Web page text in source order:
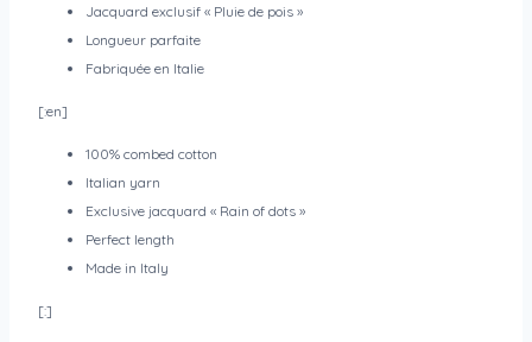
Jacquard exclusif « Pluie de pois »
Longueur parfaite
Fabriquée en Italie
[:en]
100% combed cotton
Italian yarn
Exclusive jacquard « Rain of dots »
Perfect length
Made in Italy
[:]